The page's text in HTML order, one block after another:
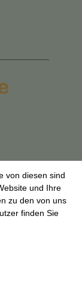
von diesen sind
und Ihre
zu den von uns
finden Sie